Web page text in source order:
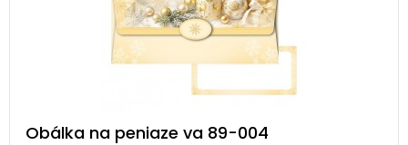
Obálka na peniaze va 89-004